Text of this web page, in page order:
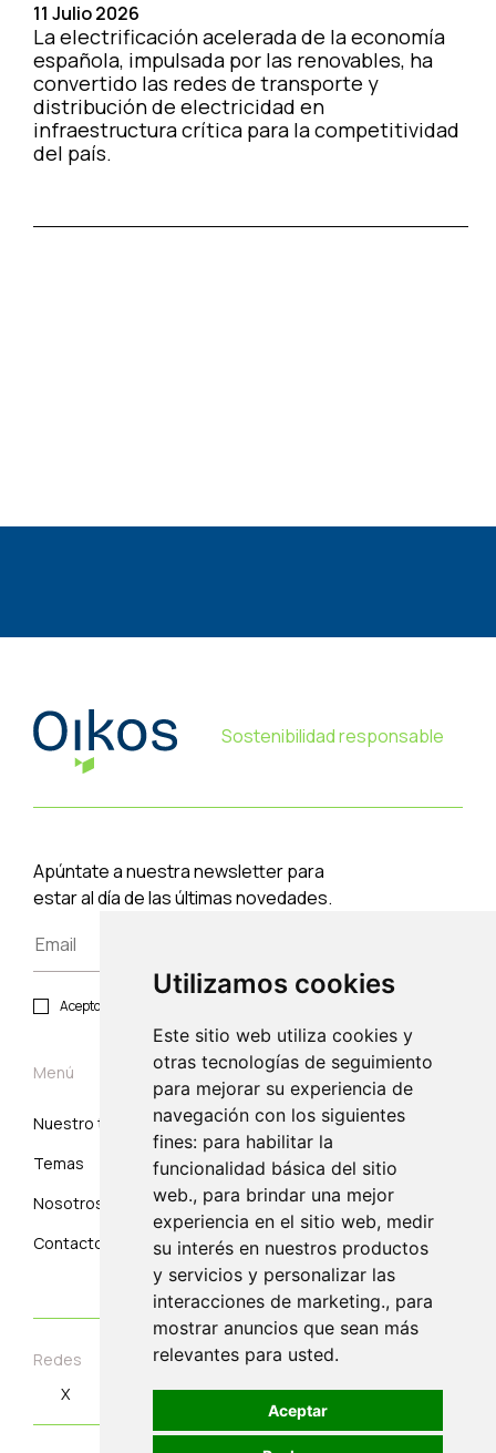
Utilizamos cookies
Este sitio web utiliza cookies y
otras tecnologías de seguimiento
para mejorar su experiencia de
navegación con los siguientes
fines: para habilitar la
funcionalidad básica del sitio
web., para brindar una mejor
experiencia en el sitio web, medir
su interés en nuestros productos
y servicios y personalizar las
interacciones de marketing., para
mostrar anuncios que sean más
relevantes para usted.
Aceptar
11 Julio 2026
La electrificación acelerada de la economía
española, impulsada por las renovables, ha
convertido las redes de transporte y
distribución de electricidad en
infraestructura crítica para la competitividad
del país.
Sostenibilidad responsable
Apúntate a nuestra newsletter para
estar al día de las últimas novedades.
Acepto política de privacidad y protección de datos.
Menú
Nuestro trabajo
Temas
Nosotros
Contacto
Suscribirse
Correo electrónico
Redes
X
Instagram Linkedin Youtube